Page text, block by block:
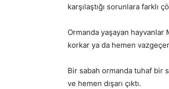
karşılaştığı sorunlara farklı
Ormanda yaşayan hayvanlar
korkar ya da hemen
Bir sabah ormanda tuhaf bir
ve hemen dışarı çıktı.